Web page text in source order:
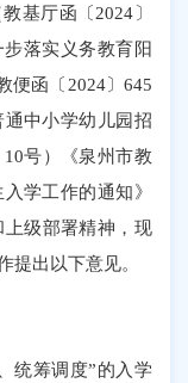
基厅函〔2024〕
步落实义务教育阳
便函〔 2024〕 645
通中小学幼儿园招
10号）《泉州市教
学工作的通知》
级部署精神，现
提出 以下意见。
、统筹调度”的 入学